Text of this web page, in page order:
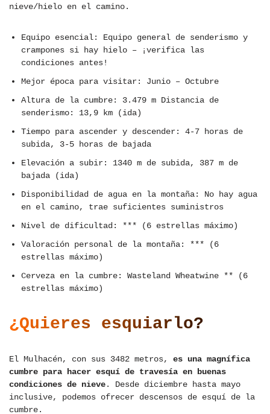
nieve/hielo en el camino.
Equipo esencial: Equipo general de senderismo y
crampones si hay hielo – ¡verifica las
condiciones antes!
Mejor época para visitar: Junio – Octubre
Altura de la cumbre: 3.479 m Distancia de
senderismo: 13,9 km (ida)
Tiempo para ascender y descender: 4-7 horas de
subida, 3-5 horas de bajada
Elevación a subir: 1340 m de subida, 387 m de
bajada (ida)
Disponibilidad de agua en la montaña: No hay agua
en el camino, trae suficientes suministros
Nivel de dificultad: *** (6 estrellas máximo)
Valoración personal de la montaña: *** (6
estrellas máximo)
Cerveza en la cumbre: Wasteland Wheatwine ** (6
estrellas máximo)
¿Quieres esquiarlo?
El Mulhacén, con sus 3482 metros, es una magnífica
cumbre para hacer esquí de travesía en buenas
condiciones de nieve. Desde diciembre hasta mayo
inclusive, podemos ofrecer descensos de esquí de la
cumbre.